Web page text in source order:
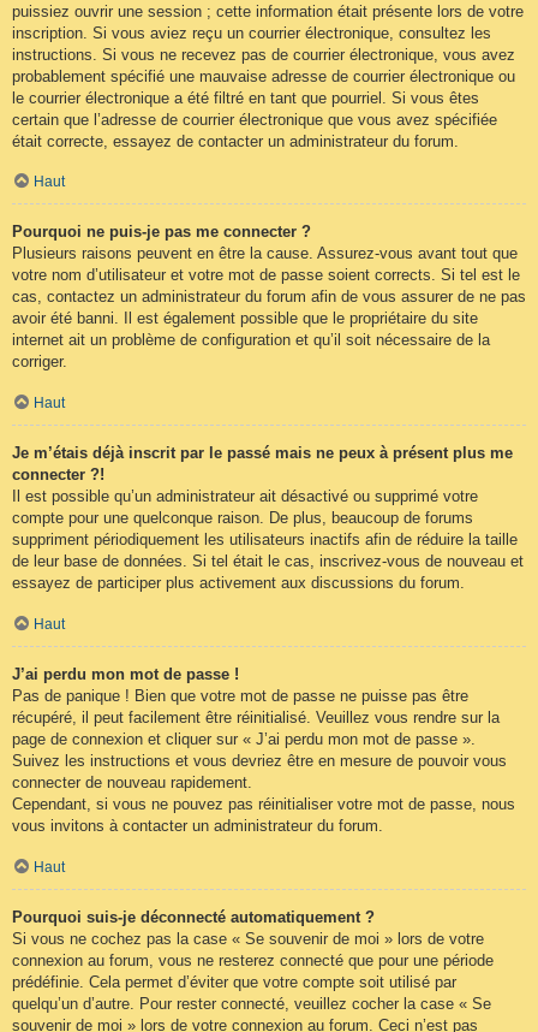
puissiez ouvrir une session ; cette information était présente lors de votre
inscription. Si vous aviez reçu un courrier électronique, consultez les
instructions. Si vous ne recevez pas de courrier électronique, vous avez
probablement spécifié une mauvaise adresse de courrier électronique ou
le courrier électronique a été filtré en tant que pourriel. Si vous êtes
certain que l’adresse de courrier électronique que vous avez spécifiée
était correcte, essayez de contacter un administrateur du forum.
Haut
Pourquoi ne puis-je pas me connecter ?
Plusieurs raisons peuvent en être la cause. Assurez-vous avant tout que
votre nom d’utilisateur et votre mot de passe soient corrects. Si tel est le
cas, contactez un administrateur du forum afin de vous assurer de ne pas
avoir été banni. Il est également possible que le propriétaire du site
internet ait un problème de configuration et qu’il soit nécessaire de la
corriger.
Haut
Je m’étais déjà inscrit par le passé mais ne peux à présent plus me
connecter ?!
Il est possible qu’un administrateur ait désactivé ou supprimé votre
compte pour une quelconque raison. De plus, beaucoup de forums
suppriment périodiquement les utilisateurs inactifs afin de réduire la taille
de leur base de données. Si tel était le cas, inscrivez-vous de nouveau et
essayez de participer plus activement aux discussions du forum.
Haut
J’ai perdu mon mot de passe !
Pas de panique ! Bien que votre mot de passe ne puisse pas être
récupéré, il peut facilement être réinitialisé. Veuillez vous rendre sur la
page de connexion et cliquer sur « J’ai perdu mon mot de passe ».
Suivez les instructions et vous devriez être en mesure de pouvoir vous
connecter de nouveau rapidement.
Cependant, si vous ne pouvez pas réinitialiser votre mot de passe, nous
vous invitons à contacter un administrateur du forum.
Haut
Pourquoi suis-je déconnecté automatiquement ?
Si vous ne cochez pas la case « Se souvenir de moi » lors de votre
connexion au forum, vous ne resterez connecté que pour une période
prédéfinie. Cela permet d’éviter que votre compte soit utilisé par
quelqu’un d’autre. Pour rester connecté, veuillez cocher la case « Se
souvenir de moi » lors de votre connexion au forum. Ceci n’est pas